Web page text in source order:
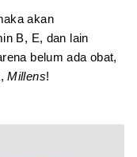
akan
B, E, dan lain
belum ada obat,
Millens!